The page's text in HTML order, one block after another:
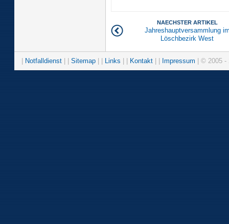
NAECHSTER ARTIKEL
Jahreshauptversammlung
Löschbezirk West
Notfalldienst Sitemap Links Kontakt Impressum | © 2005 -